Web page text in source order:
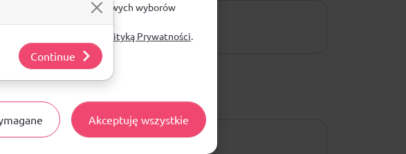
produktu
:)
by dokonać szczegółowych wyborów
odwiedź naszą
Polityką Prywatności.
Akceptuję wszystkie
Continue